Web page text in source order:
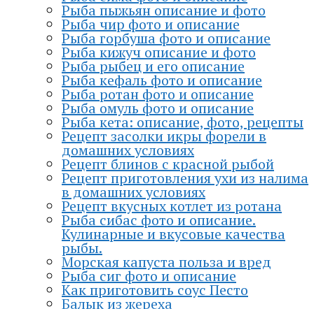
Рыба пыжьян описание и фото
Рыба чир фото и описание
Рыба горбуша фото и описание
Рыба кижуч описание и фото
Рыба рыбец и его описание
Рыба кефаль фото и описание
Рыба ротан фото и описание
Рыба омуль фото и описание
Рыба кета: описание, фото, рецепты
Рецепт засолки икры форели в
домашних условиях
Рецепт блинов с красной рыбой
Рецепт приготовления ухи из налима
в домашних условиях
Рецепт вкусных котлет из ротана
Рыба сибас фото и описание.
Кулинарные и вкусовые качества
рыбы.
Морская капуста польза и вред
Рыба сиг фото и описание
Как приготовить соус Песто
Балык из жереха